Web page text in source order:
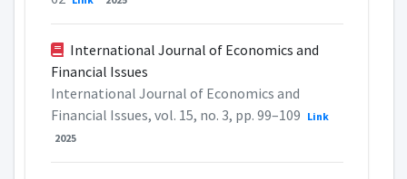
International Journal of Economics and
Financial Issues
International Journal of Economics and
Financial Issues, vol. 15, no. 3, pp. 99–109 Link
2025